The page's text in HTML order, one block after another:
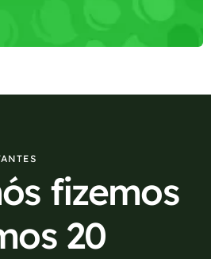
fizemos
20